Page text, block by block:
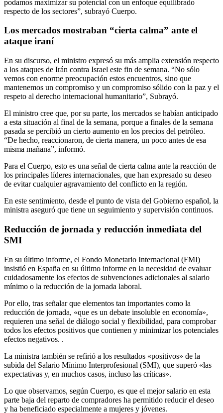
podamos maximizar su potencial con un enfoque equilibrado
respecto de los sectores”, subrayó Cuerpo.
Los mercados mostraban “cierta calma” ante el
ataque iraní
En su discurso, el ministro expresó su más amplia extensión respecto
a los ataques de Irán contra Israel este fin de semana. “No sólo
vemos con enorme preocupación estos encuentros, sino que
mantenemos un compromiso y un compromiso sólido con la paz y el
respeto al derecho internacional humanitario”, Subrayó.
El ministro cree que, por su parte, los mercados se habían anticipado
a esta situación al final de la semana, porque a finales de la semana
pasada se percibió un cierto aumento en los precios del petróleo.
“De hecho, reaccionaron, de cierta manera, un poco antes de esa
misma mañana”, informó.
Para el Cuerpo, esto es una señal de cierta calma ante la reacción de
los principales líderes internacionales, que han expresado su deseo
de evitar cualquier agravamiento del conflicto en la región.
En este sentimiento, desde el punto de vista del Gobierno español, la
ministra aseguró que tiene un seguimiento y supervisión continuos.
Reducción de jornada y reducción inmediata del
SMI
En su último informe, el Fondo Monetario Internacional (FMI)
insistió en España en su último informe en la necesidad de evaluar
cuidadosamente los efectos de subvenciones adicionales al salario
mínimo o la reducción de la jornada laboral.
Por ello, tras señalar que elementos tan importantes como la
reducción de jornada, «que es un debate insoluble en economía»,
requieren una señal de diálogo social y flexibilidad, para comprobar
todos los efectos positivos que contienen y minimizar los potenciales
efectos negativos. .
La ministra también se refirió a los resultados «positivos» de la
subida del Salario Mínimo Interprofesional (SMI), que superó «las
expectativas y, en muchos casos, incluso las críticas».
Lo que observamos, según Cuerpo, es que el mejor salario en esta
parte baja del reparto de compradores ha permitido reducir el deseo
y ha beneficiado especialmente a mujeres y jóvenes.